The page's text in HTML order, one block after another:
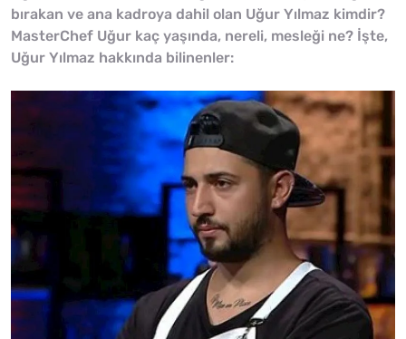
bırakan ve ana kadroya dahil olan Uğur Yılmaz kimdir?
MasterChef Uğur kaç yaşında, nereli, mesleği ne? İşte,
Uğur Yılmaz hakkında bilinenler: